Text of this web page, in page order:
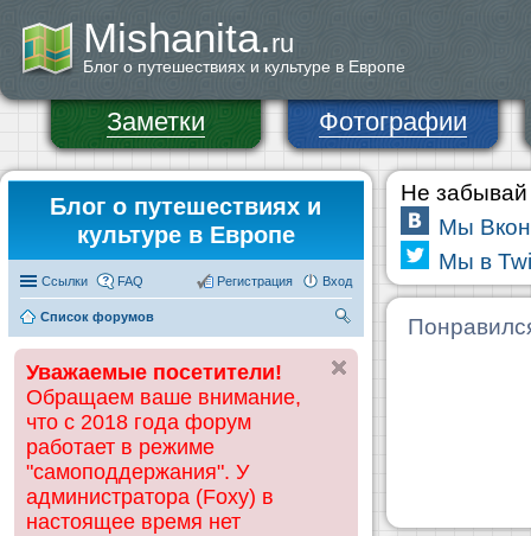
Mishanita.ru
Блог о путешествиях и культуре в Европе
Заметки Фотографии
Блог о путешествиях и
культуре в Европе
Ссылки FAQ Вход
Регистрация
Список форумов
ск
Уважаемые посетители!
Обращаем ваше внимание,
что с 2018 года форум
работает в режиме
"самоподдержания". У
администратора (Foxy) в
настоящее время нет
Не забывай
Мы
Мы в